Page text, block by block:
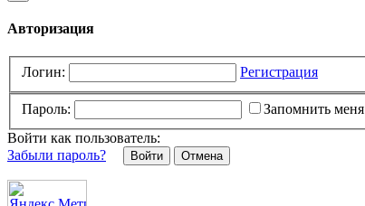
Авторизация
Логин: Регистрация
Пароль:
Запомнить меня
Войти как пользователь:
Забыли пароль?
Отмена